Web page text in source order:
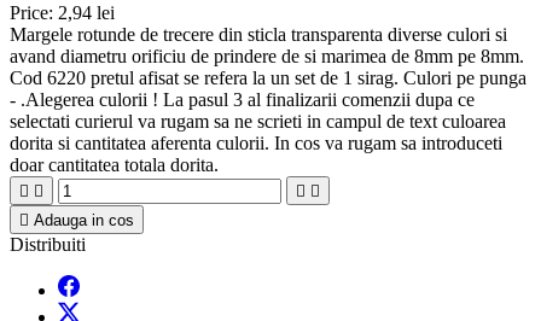
Price: 2,94 lei
Margele rotunde de trecere din sticla transparenta diverse culori si
avand diametru orificiu de prindere de si marimea de 8mm pe 8mm.
Cod 6220 pretul afisat se refera la un set de 1 sirag. Culori pe punga
- .Alegerea culorii ! La pasul 3 al finalizarii comenzii dupa ce
selectati curierul va rugam sa ne scrieti in campul de text culoarea
dorita si cantitatea aferenta culorii. In cos va rugam sa introduceti
doar cantitatea totala dorita.
   
 Adauga in cos
Distribuiti